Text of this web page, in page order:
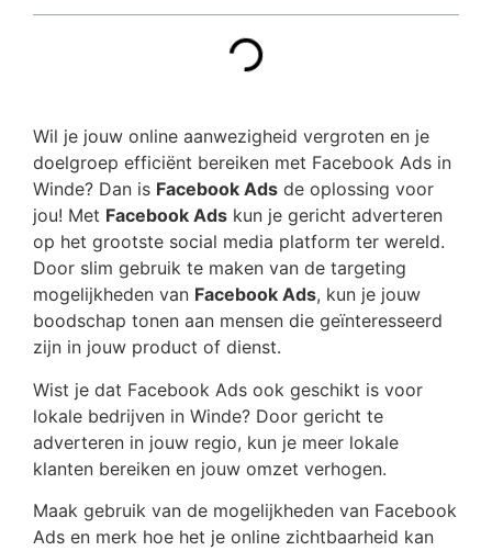
Wil je jouw online aanwezigheid vergroten en je
doelgroep efficiënt bereiken met Facebook Ads in
Winde? Dan is Facebook Ads de oplossing voor
jou! Met Facebook Ads kun je gericht adverteren
op het grootste social media platform ter wereld.
Door slim gebruik te maken van de targeting
mogelijkheden van Facebook Ads, kun je jouw
boodschap tonen aan mensen die geïnteresseerd
zijn in jouw product of dienst.
Wist je dat Facebook Ads ook geschikt is voor
lokale bedrijven in Winde? Door gericht te
adverteren in jouw regio, kun je meer lokale
klanten bereiken en jouw omzet verhogen.
Maak gebruik van de mogelijkheden van Facebook
Ads en merk hoe het je online zichtbaarheid kan